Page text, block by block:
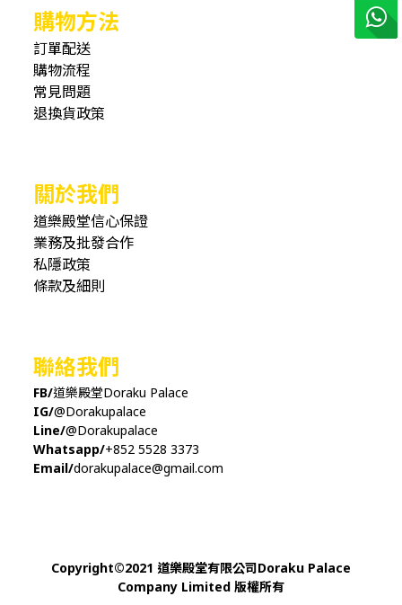
購物方法
訂單配送
購物流程
常見問題
退換貨政策
關於我們
道樂殿堂信心保證
業務及批發合作
私隱政策
條款及細則
聯絡我們
FB/道樂殿堂Doraku Palace
IG/@Dorakupalace
Line/@Dorakupalace
Whatsapp/+852 5528 3373
Email/dorakupalace@gmail.com
Copyright©2021 道樂殿堂有限公司Doraku Palace
Company Limited 版權所有